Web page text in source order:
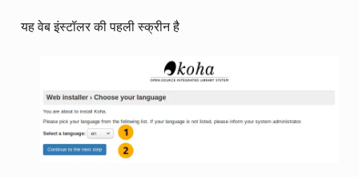
यह वेब इंस्टॉलर की पहली स्क्रीन है